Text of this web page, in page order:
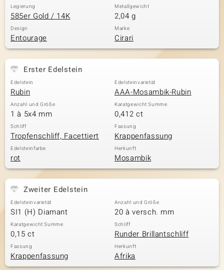
Legierung
585er Gold / 14K
Metallgewicht
2,04 g
Design
Entourage
Marke
Cirari
Erster Edelstein
Edelstein
Rubin
Edelsteinvarietät
AAA-Mosambik-Rubin
Anzahl und Größe
1 à 5x4 mm
Karatgewicht Summe
0,412 ct
Schliff
Tropfenschliff, Facettiert
Fassung
Krappenfassung
Edelsteinfarbe
rot
Herkunft
Mosambik
Zweiter Edelstein
Edelsteinvarietät
SI1 (H) Diamant
Anzahl und Größe
20 à versch. mm
Karatgewicht Summe
0,15 ct
Schliff
Runder Brillantschliff
Fassung
Krappenfassung
Herkunft
Afrika